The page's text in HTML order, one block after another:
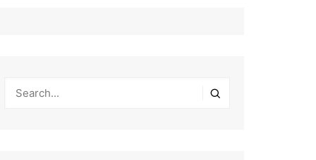
et